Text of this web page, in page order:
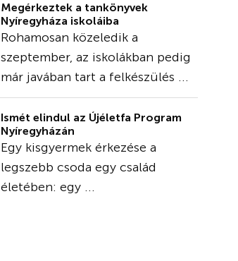
Megérkeztek a tankönyvek
Nyíregyháza iskoláiba
Rohamosan közeledik a
szeptember, az iskolákban pedig
már javában tart a felkészülés ...
Ismét elindul az Újéletfa Program
Nyíregyházán
Egy kisgyermek érkezése a
legszebb csoda egy család
életében: egy ...